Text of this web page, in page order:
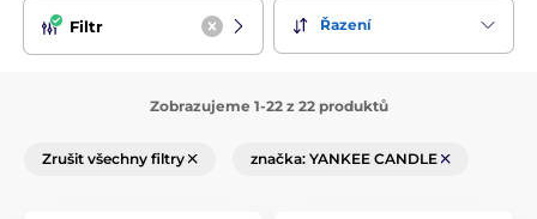
Filtr Řazení
Zobrazujeme 1-22 z 22 produktů
Zrušit všechny filtry značka: YANKEE CANDLE